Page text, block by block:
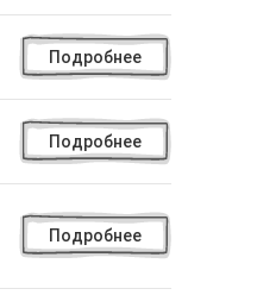
Подробнее
Подробнее
Подробнее